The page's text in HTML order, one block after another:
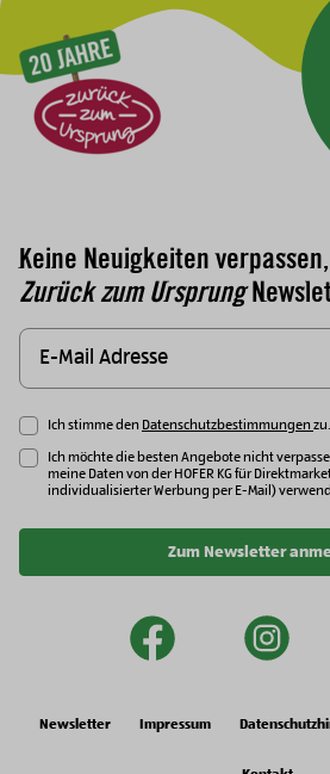
Keine Neuigkeiten
Zurück zum Ursprung
Ich stimme den Datenschutzbestimmungenzu.
Ich möchte die besten Angebote nicht
meine Daten von der HOFER KG für
individualisierter Werbung per E-Mail)
Zum Newsletter
facebook
Newsletter Impressum